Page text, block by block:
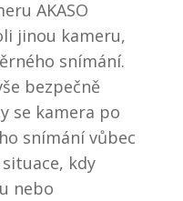
AKASO
jinou kameru,
snímání.
bezpečně
se kamera po
snímání vůbec
kdy
nebo